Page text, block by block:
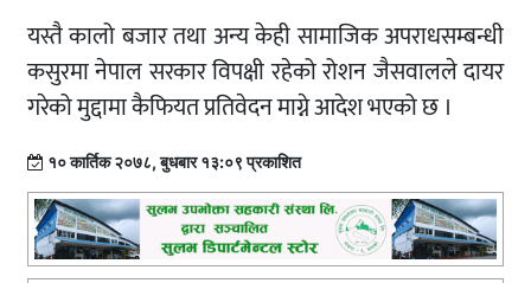
यस्तै कालो बजार तथा अन्य केही सामाजिक अपराधसम्बन्धी
कसुरमा नेपाल सरकार विपक्षी रहेको रोशन जैसवालले दायर
गरेको मुद्दामा कैफियत प्रतिवेदन माग्ने आदेश भएको छ ।
१० कार्तिक २०७८, बुधबार १३:०९ प्रकाशित